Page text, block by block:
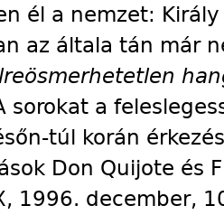
él a nemzet:
az általa tán már
sorokat a
túl korán
Don Quijote és
1996. december,